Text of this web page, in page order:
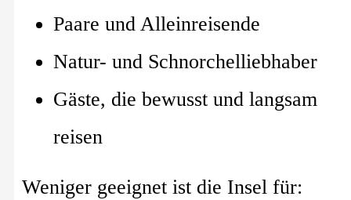
Paare und Alleinreisende
Natur- und Schnorchelliebhaber
Gäste, die bewusst und langsam
reisen
Weniger geeignet ist die Insel für: